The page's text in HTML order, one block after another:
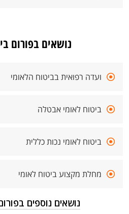
נושאים בפורום
ועדה רפואית בביטוח הלאומי
ביטוח לאומי אבטלה
ביטוח לאומי נכות כללית
מחלת מקצוע ביטוח לאומי
נושאים נוספים